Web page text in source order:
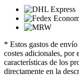
* Estos gastos de
costes adicionales, por
características de los
directamente en la